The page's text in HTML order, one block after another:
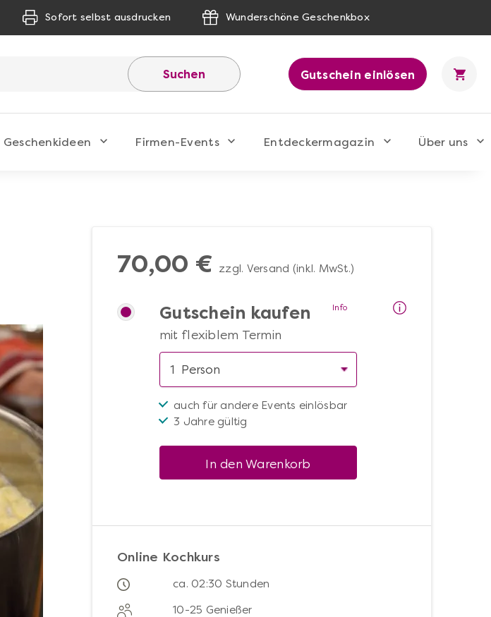
Sofort selbst ausdrucken Wunderschöne Geschenkbox
Suchen Gutschein einlösen
Geschenkideen Firmen-Events Entdeckermagazin Über uns
70,00 € zzgl. Versand (inkl. MwSt.)
Gutschein kaufen
mit flexiblem Termin
auch für andere Events einlösbar
3 Jahre gültig
In den Warenkorb
Info
Online Kochkurs
ca. 02:30 Stunden
10-25 Genießer